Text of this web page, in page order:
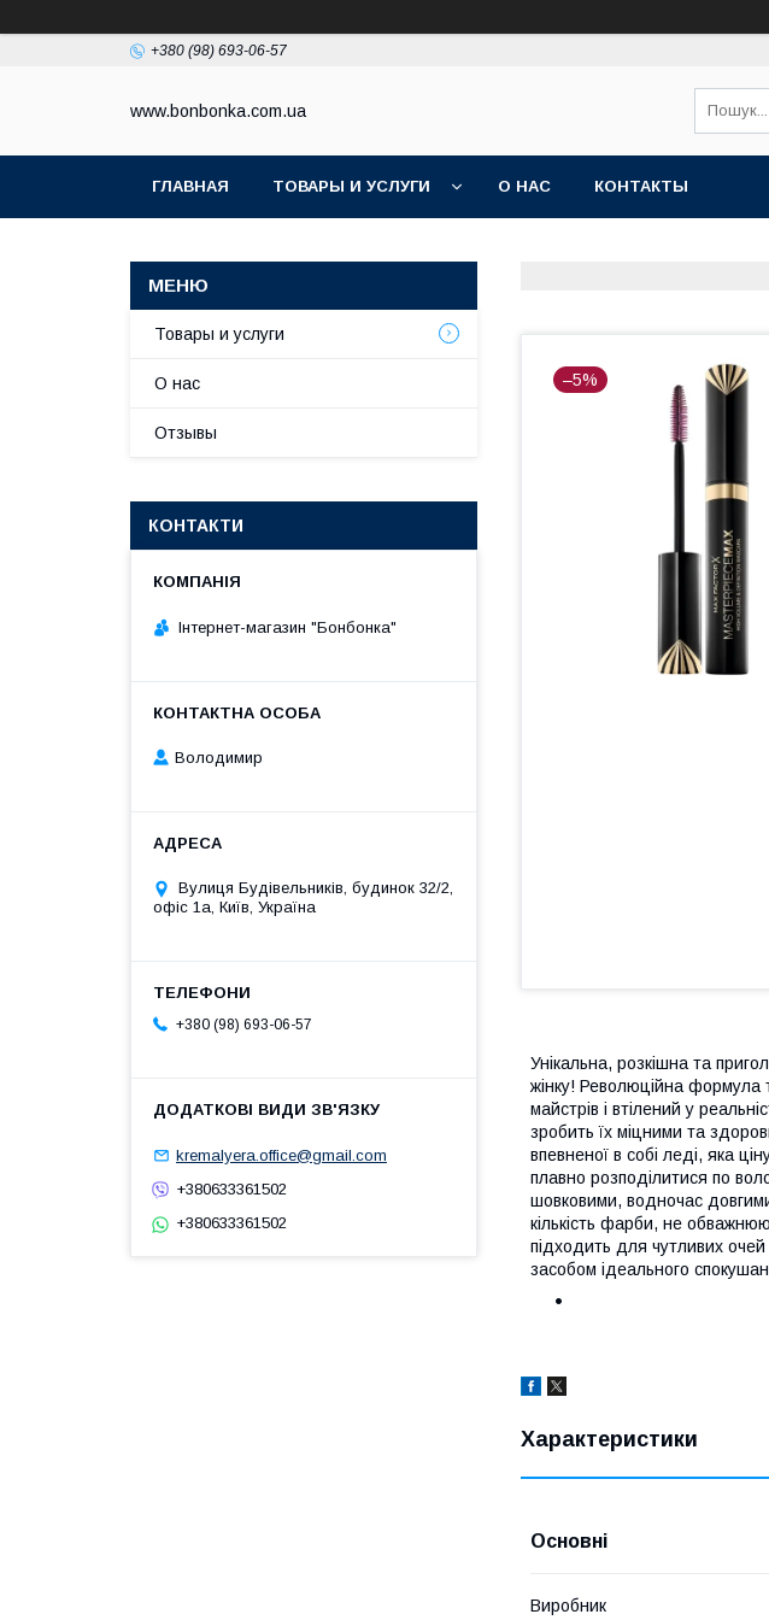
+380 (98) 693-06-57
www.bonbonka.com.ua
ГЛАВНАЯ ТОВАРЫ И УСЛУГИ О НАС КОНТАКТЫ
–5%
Унікальна, розкішна та
жінку! Революційна формула
майстрів і втілений у
зробить їх міцними та
впевненої в собі леді, яка
плавно розподілитися по
шовковими, водночас
кількість фарби, не
підходить для чутливих очей
засобом ідеального
Характеристики
Основні
Виробник
Товары и услуги
О нас
Отзывы
КОНТАКТИ
Інтернет-магазин "Бонбонка"
Володимир
Вулиця Будівельників, будинок 32/2,
офіс 1а, Київ, Україна
+380 (98) 693-06-57
kremalyera.office@gmail.com
+380633361502
+380633361502